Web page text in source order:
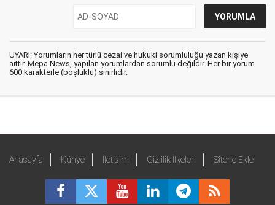
UYARI: Yorumların her türlü cezai ve hukuki sorumluluğu yazan kişiye
aittir. Mepa News, yapılan yorumlardan sorumlu değildir. Her bir yorum
600 karakterle (boşluklu) sınırlıdır.
Anasayfa Künye İletişim Gizlilik İlkeleri Sitene Ekle